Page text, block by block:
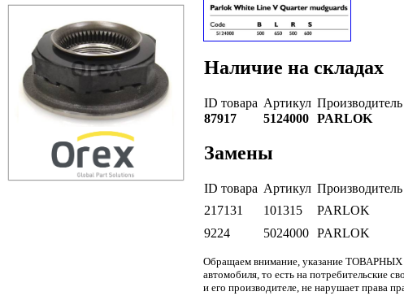
Наличие на складах
ID товара Артикул Производитель
87917
5124000 PARLOK
Замены
ID товара Артикул Производитель
217131
101315 PARLOK
9224
5024000 PARLOK
Обращаем внимание, указание ТОВАРНЫХ
автомобиля, то есть на потребительские
и его производителе, не нарушает права